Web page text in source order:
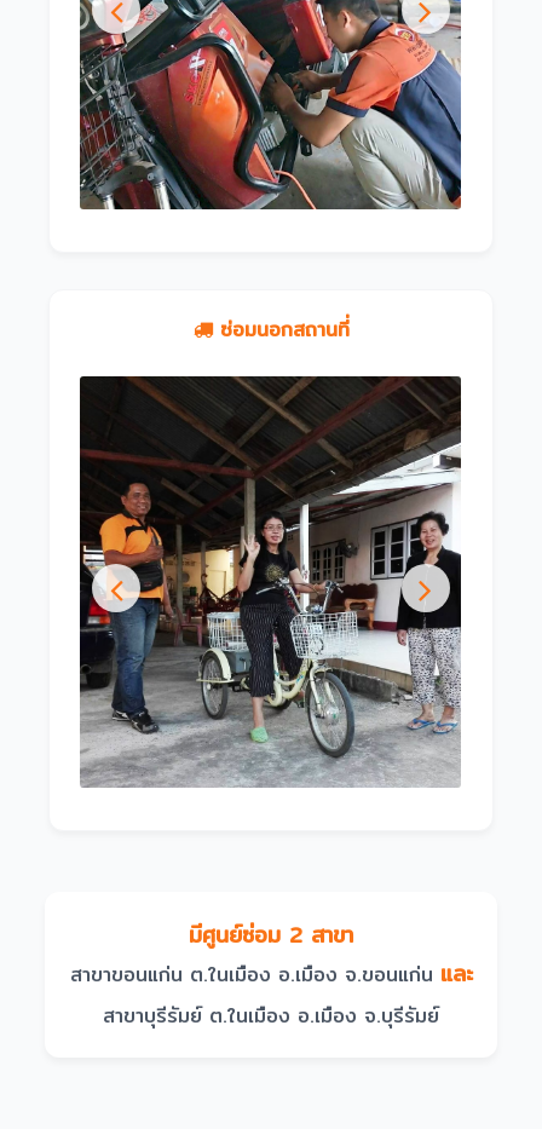
ซ่อมนอกสถานที่
มีศูนย์ซ่อม 2 สาขา
สาขาขอนแก่น ต.ในเมือง อ.เมือง จ.ขอนแก่น และ
สาขาบุรีรัมย์ ต.ในเมือง อ.เมือง จ.บุรีรัมย์